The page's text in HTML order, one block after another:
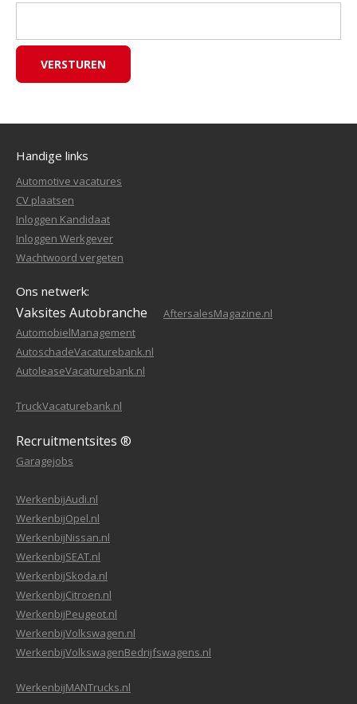
Handige links
Automotive vacatures
CV plaatsen
Inloggen Kandidaat
Inloggen Werkgever
Wachtwoord vergeten
Ons netwerk:
Vaksites Autobranche
AftersalesMagazine.nl
AutomobielManagement
AutoschadeVacaturebank.nl
AutoleaseVacaturebank.nl
TruckVacaturebank.nl
Recruitmentsites ®
Garagejobs
WerkenbijAudi.nl
WerkenbijOpel.nl
WerkenbijNissan.nl
WerkenbijSEAT.nl
WerkenbijSkoda.nl
WerkenbijCitroen.nl
WerkenbijPeugeot.nl
WerkenbijVolkswagen.nl
WerkenbijVolkswagenBedrijfswagens.nl
WerkenbijMANTrucks.nl